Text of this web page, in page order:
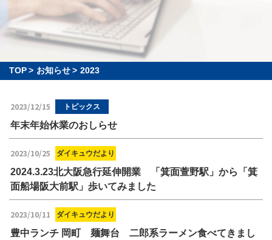
TOP> お知らせ> 2023
2023/12/15 トピックス
年末年始休業のおしらせ
2023/10/25 ダイキュウだより
2024.3.23北大阪急行延伸開業 「箕面萱野駅」から「箕
面船場阪大前駅」歩いてみました
2023/10/11 ダイキュウだより
豊中ランチ 岡町 麺舞台 二郎系ラーメン食べてきまし